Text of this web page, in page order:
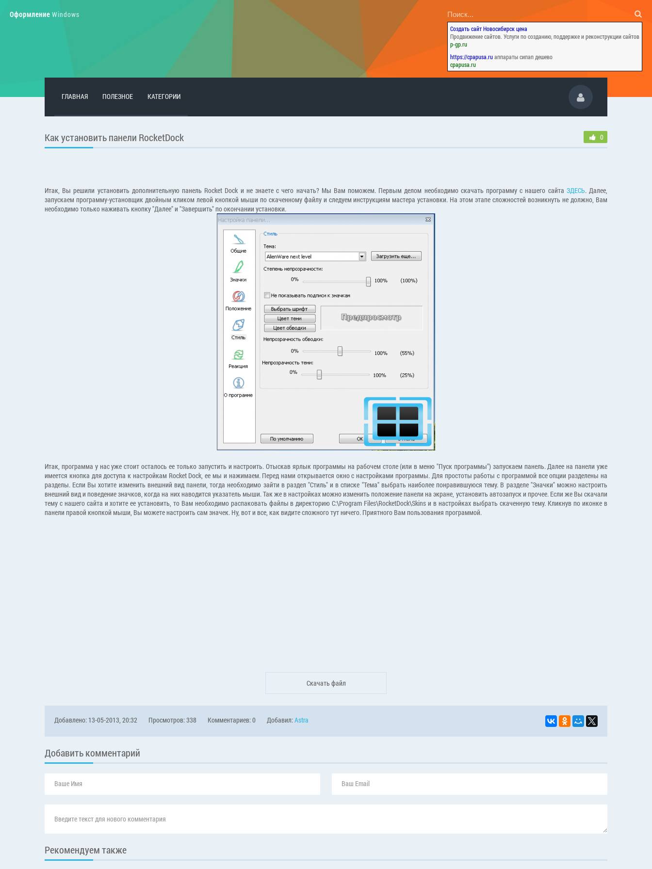
Оформление Windows
Создать сайт Новосибирск цена
Продвижение сайтов. Услуги по созданию, поддержке и реконструкции сайтов
p-gp.ru
https://cpapusa.ruаппараты сипап дешево
cpapusa.ru
ГЛАВНАЯ ПОЛЕЗНОЕ КАТЕГОРИИ
Как установить панели RocketDock 0
Итак, Вы решили установить дополнительную панель Rocket Dock и не знаете с чего начать? Мы Вам поможем. Первым делом необходимо скачать программу с нашего сайта ЗДЕСЬ. Далее,
запускаем программу-установщик двойным кликом левой кнопкой мыши по скаченному файлу и следуем инструкциям мастера установки. На этом этапе сложностей возникнуть не должно, Вам
необходимо только наживать кнопку "Далее" и "Завершить" по окончании установки.
Итак, программа у нас уже стоит осталось ее только запустить и настроить. Отыскав ярлык программы на рабочем столе (или в меню "Пуск программы") запускаем панель. Далее на панели уже
имеется кнопка для доступа к настройкам Rocket Dock, ее мы и нажимаем. Перед нами открывается окно с настройками программы. Для простоты работы с программой все опции разделены на
разделы. Если Вы хотите изменить внешний вид панели, тогда необходимо зайти в раздел "Стиль" и в списке "Тема" выбрать наиболее понравившуюся тему. В разделе "Значки" можно настроить
внешний вид и поведение значков, когда на них наводится указатель мыши. Так же в настройках можно изменить положение панели на экране, установить автозапуск и прочее. Если же Вы скачали
тему с нашего сайта и хотите ее установить, то Вам необходимо распаковать файлы в директорию C:\Program Files\RocketDock\Skins и в настройках выбрать скаченную тему. Кликнув по иконке в
панели правой кнопкой мыши, Вы можете настроить сам значек. Ну, вот и все, как видите сложного тут ничего. Приятного Вам пользования программой.
Скачать файл
Добавлено: 13-05-2013, 20:32 Просмотров: 338 Комментариев: 0 Добавил:Astra
Добавить комментарий
Рекомендуем также